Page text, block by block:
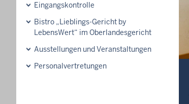
Eingangskontrolle
Bistro „Lieblings-Gericht by
LebensWert“ im Oberlandesgericht
Ausstellungen und Veranstaltungen
Personalvertretungen